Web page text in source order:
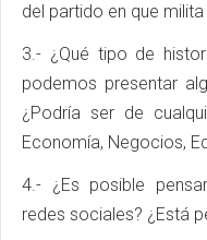
del partido en que
3.- ¿Qué tipo de
podemos presentar
¿Podría ser de
Economía, Negocios,
4.- ¿Es posible
redes sociales? ¿Está